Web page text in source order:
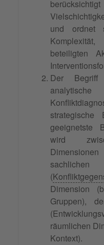
und ordnet
beteiligten
Der
strategische
geeignetste
wird
(
Dimension
Gruppen),
räumlichen
Kontext).